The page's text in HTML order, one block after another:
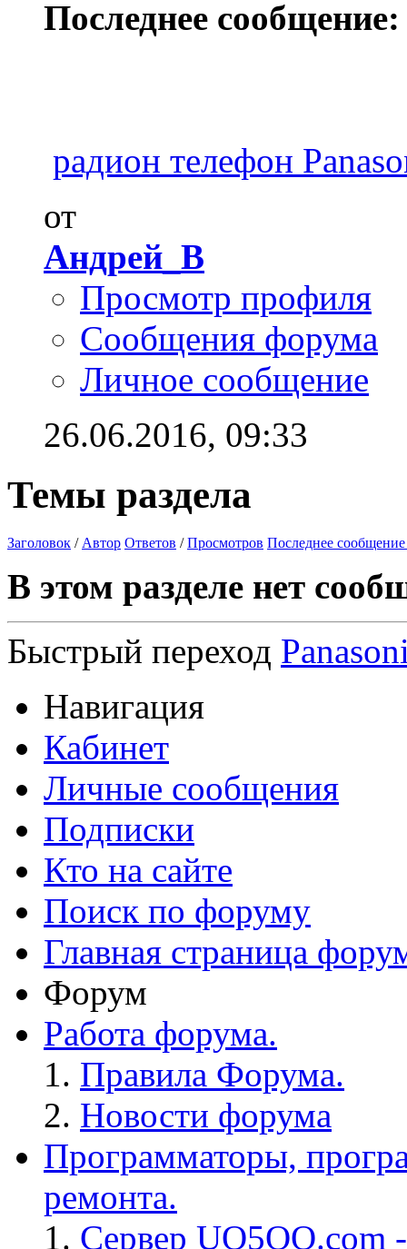
Последнее сообщение:
радион телефон
от
Андрей_В
Просмотр профиля
Сообщения форума
Личное сообщение
26.06.2016, 09:33
Темы раздела
Заголовок / Автор Ответов /Просмотров Последнее сообщение
В этом разделе нет
Быстрый переход
Навигация
Кабинет
Личные сообщения
Подписки
Кто на сайте
Поиск по форуму
Главная страница
Форум
Работа форума.
Правила Форума.
Новости форума
Программаторы,
ремонта.
Сервер